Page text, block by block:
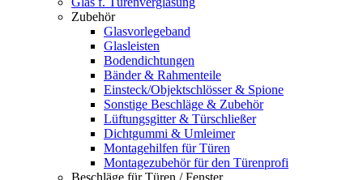
Zubehör
Glasvorlegeband
Glasleisten
Bodendichtungen
Bänder & Rahmenteile
Einsteck/Objektschlösser & Spione
Sonstige Beschläge & Zubehör
Lüftungsgitter & Türschließer
Dichtgummi & Umleimer
Montagehilfen für Türen
Montagezubehör für den Türenprofi